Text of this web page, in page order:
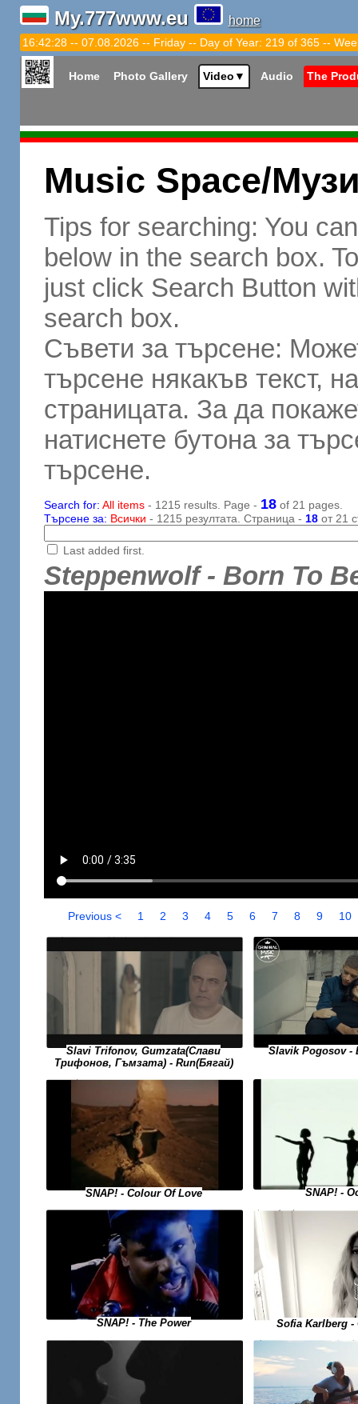
My.777www.eu home
16:42:29 -- 07.08.2026 -- Friday -- Day of Year: 219 of 365 --
Home Photo Gallery Video ▼ Audio The
Music Space/
Tips for searching: You
below in the search box.
just click Search Button
search box.
Съвети за търсене:
търсене някакъв текст,
страницата. За да
натиснете бутона за
търсене.
Search for: All items- 1215 results. Page - 18of 21 pages.
Търсене за: Всички - 1215 резултата. Страница - 18от 21
Last added first.
Steppenwolf - Born To
Previous < 1 2 3 4 5 6 7 8 9 10
Slavi Trifonov, Gumzata(Слави
Трифонов, Гъмзата) - Run(Бягай)
Slavik Pogosov
SNAP! - Colour Of Love SNAP! -
SNAP! - The Power Sofia Karlberg -